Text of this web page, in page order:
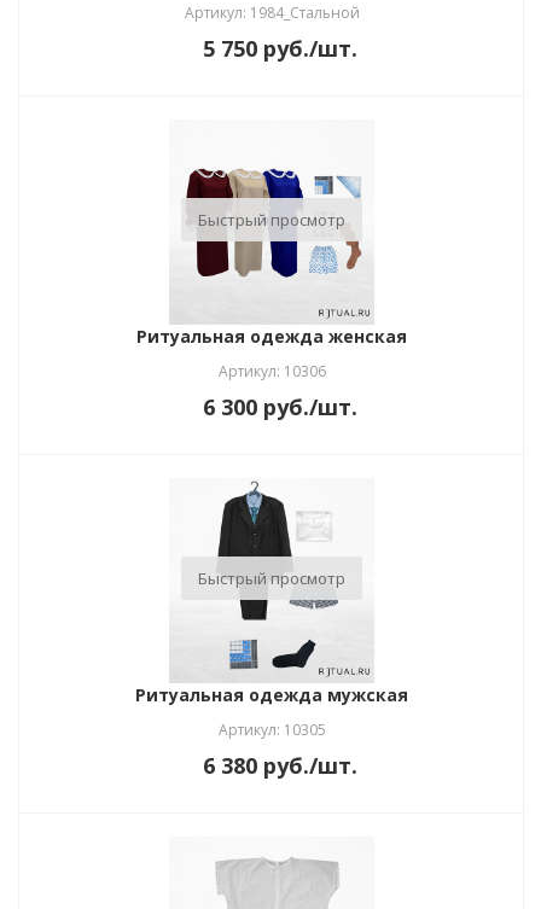
Артикул: 1984_Стальной
5 750 руб./шт.
Быстрый просмотр
Ритуальная одежда женская
Артикул: 10306
6 300 руб./шт.
Быстрый просмотр
Ритуальная одежда мужская
Артикул: 10305
6 380 руб./шт.